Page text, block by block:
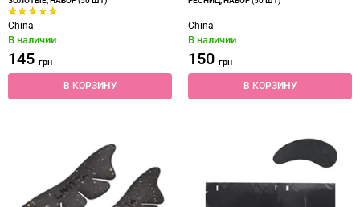
China
В наличии
145 грн
В КОРЗИНУ
China
В наличии
150 грн
В КОРЗИНУ